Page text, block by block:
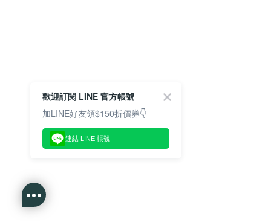
歡迎訂閱 LINE 官方帳號
加LINE好友領$150折價券👇
連結 LINE 帳號